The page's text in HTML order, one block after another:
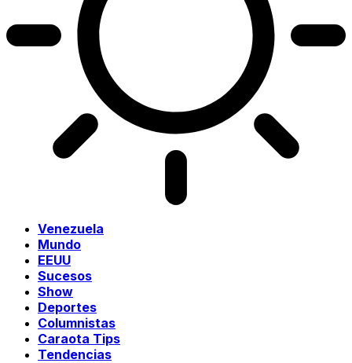
Venezuela
Mundo
EEUU
Sucesos
Show
Deportes
Columnistas
Caraota Tips
Tendencias